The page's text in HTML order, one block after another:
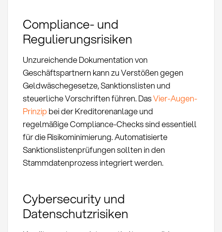
Compliance- und
Regulierungsrisiken
Unzureichende Dokumentation von
Geschäftspartnern kann zu Verstößen gegen
Geldwäschegesetze, Sanktionslisten und
steuerliche Vorschriften führen. DasVier-Augen-
Prinzip bei der Kreditorenanlage und
regelmäßige Compliance-Checks sind essentiell
für die Risikominimierung. Automatisierte
Sanktionslistenprüfungen sollten in den
Stammdatenprozess integriert werden.
Cybersecurity und
Datenschutzrisiken